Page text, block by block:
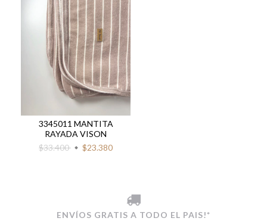
3345011 MANTITA
RAYADA VISON
$33.400
$23.380
ENVÍOS GRATIS A TODO EL PAIS!*